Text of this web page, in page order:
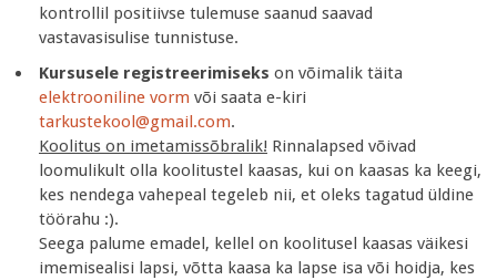
kontrollil positiivse tulemuse saanud saavad
vastavasisulise tunnistuse.
Kursusele registreerimiseks on võimalik täita
elektrooniline vorm või saata e-kiri
tarkustekool@gmail.com.
Koolitus on imetamissõbralik! Rinnalapsed võivad
loomulikult olla koolitustel kaasas, kui on kaasas ka keegi,
kes nendega vahepeal tegeleb nii, et oleks tagatud üldine
töörahu :).
Seega palume emadel, kellel on koolitusel kaasas väikesi
imemisealisi lapsi, võtta kaasa ka lapse isa või hoidja, kes